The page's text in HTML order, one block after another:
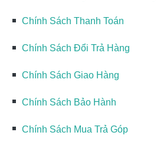
Chính Sách Thanh Toán
Chính Sách Đổi Trả Hàng
Chính Sách Giao Hàng
Chính Sách Bảo Hành
Chính Sách Mua Trả Góp